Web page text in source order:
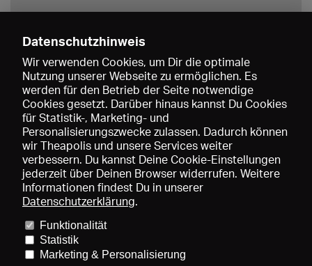
Speichern
Preise und Mitgliedschaften
Mediadaten
Über uns Impressum
Datenschutzhinweis
Wir verwenden Cookies, um Dir die optimale
Nutzung unserer Webseite zu ermöglichen. Es
werden für den Betrieb der Seite notwendige
Cookies gesetzt. Darüber hinaus kannst Du Cookies
für Statistik-, Marketing- und
Personalisierungszwecke zulassen. Dadurch können
wir Theapolis und unsere Services weiter
verbessern. Du kannst Deine Cookie-Einstellungen
jederzeit über Deinen Browser widerrufen. Weitere
Informationen findest Du in unserer
Datenschutzerklärung.
Funktionalität
Statistik
Marketing & Personalisierung